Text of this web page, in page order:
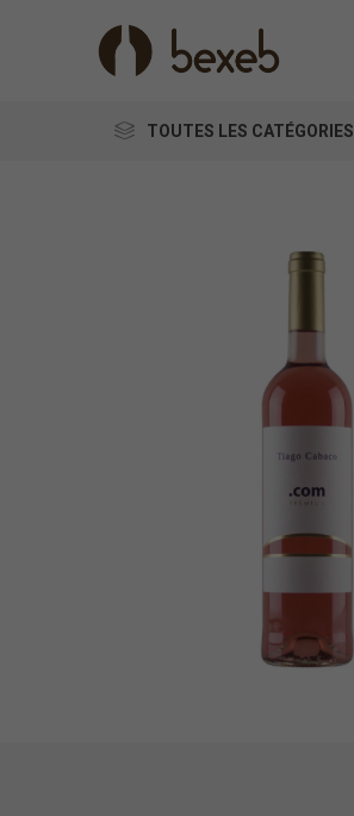
TOUTES LES CATÉGORIES